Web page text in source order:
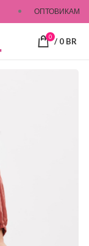
ОПТОВИКАМ
0 / 0 BR